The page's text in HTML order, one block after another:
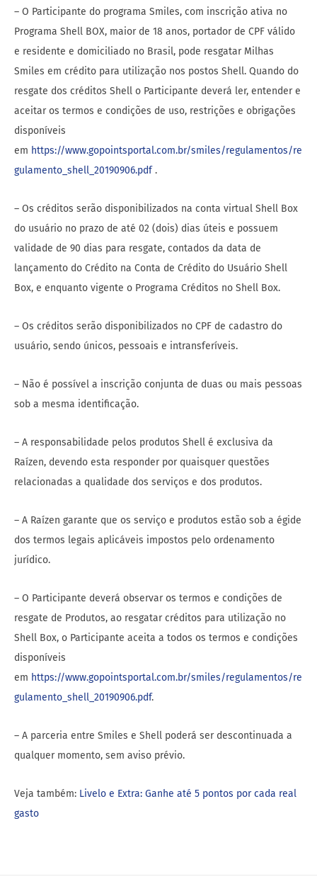
– O Participante do programa Smiles, com inscrição ativa no
Programa Shell BOX, maior de 18 anos, portador de CPF válido
e residente e domiciliado no Brasil, pode resgatar Milhas
Smiles em crédito para utilização nos postos Shell. Quando do
resgate dos créditos Shell o Participante deverá ler, entender e
aceitar os termos e condições de uso, restrições e obrigações
disponíveis
em https://www.gopointsportal.com.br/smiles/regulamentos/re
gulamento_shell_20190906.pdf.
– Os créditos serão disponibilizados na conta virtual Shell Box
do usuário no prazo de até 02 (dois) dias úteis e possuem
validade de 90 dias para resgate, contados da data de
lançamento do Crédito na Conta de Crédito do Usuário Shell
Box, e enquanto vigente o Programa Créditos no Shell Box.
– Os créditos serão disponibilizados no CPF de cadastro do
usuário, sendo únicos, pessoais e intransferíveis.
– Não é possível a inscrição conjunta de duas ou mais pessoas
sob a mesma identificação.
– A responsabilidade pelos produtos Shell é exclusiva da
Raízen, devendo esta responder por quaisquer questões
relacionadas a qualidade dos serviços e dos produtos.
– A Raízen garante que os serviço e produtos estão sob a égide
dos termos legais aplicáveis impostos pelo ordenamento
jurídico.
– O Participante deverá observar os termos e condições de
resgate de Produtos, ao resgatar créditos para utilização no
Shell Box, o Participante aceita a todos os termos e condições
disponíveis
em https://www.gopointsportal.com.br/smiles/regulamentos/re
gulamento_shell_20190906.pdf.
– A parceria entre Smiles e Shell poderá ser descontinuada a
qualquer momento, sem aviso prévio.
Veja também: Livelo e Extra: Ganhe até 5 pontos por cada real
gasto